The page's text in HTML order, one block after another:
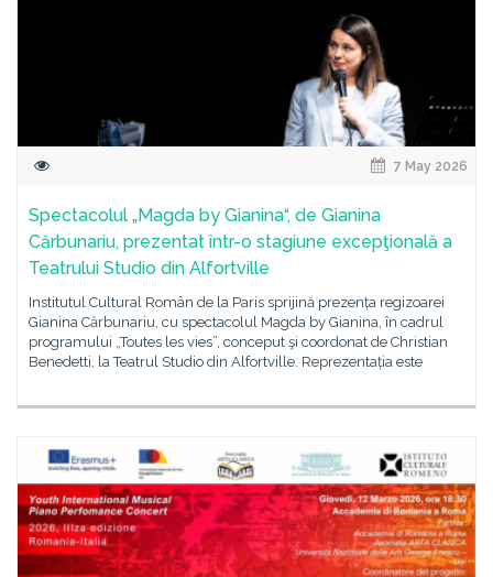
7 May 2026
Spectacolul „Magda by Gianina“, de Gianina
Cărbunariu, prezentat într-o stagiune excepţională a
Teatrului Studio din Alfortville
Institutul Cultural Român de la Paris sprijină prezența regizoarei
Gianina Cărbunariu, cu spectacolul Magda by Gianina, în cadrul
programului „Toutes les vies”, conceput şi coordonat de Christian
Benedetti, la Teatrul Studio din Alfortville. Reprezentația este